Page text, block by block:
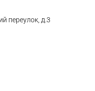
переулок, д.3